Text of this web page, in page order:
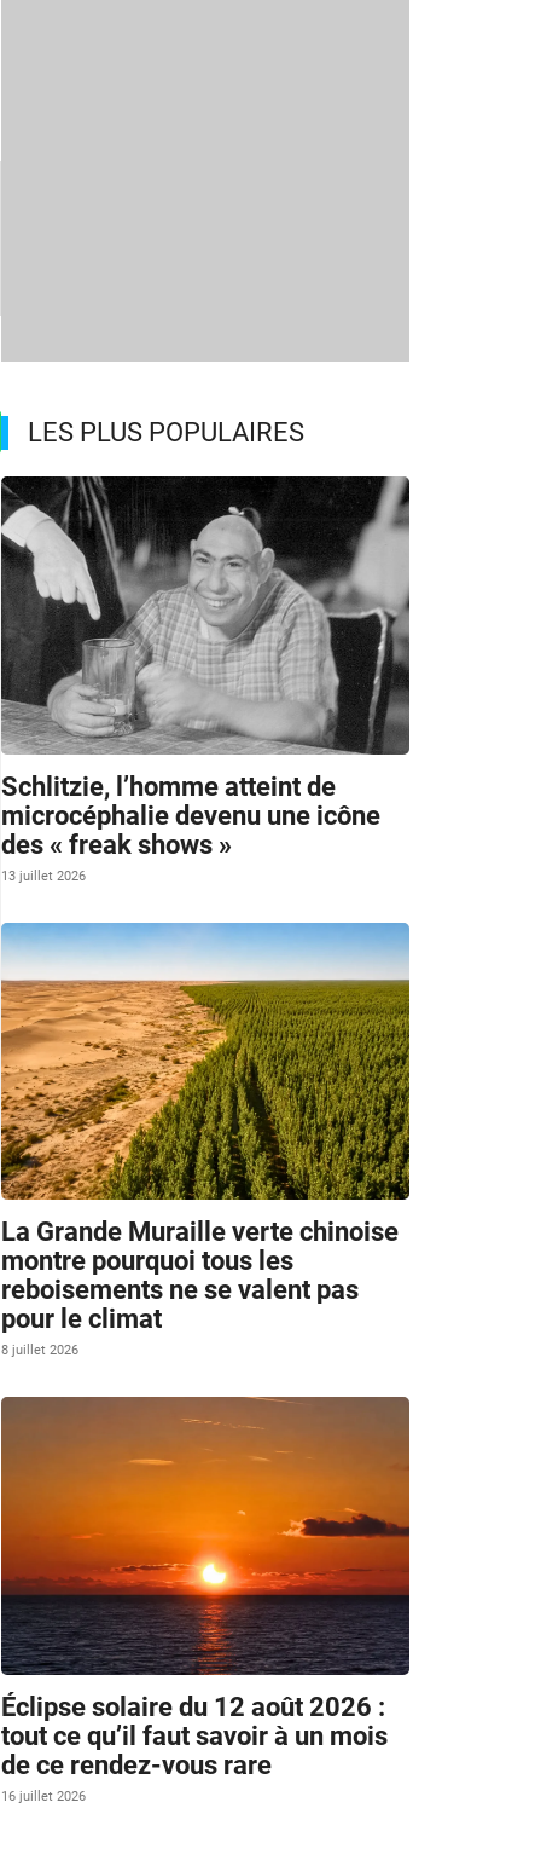
LES PLUS POPULAIRES
Schlitzie, l’homme atteint de
microcéphalie devenu une icône
des « freak shows »
13 juillet 2026
La Grande Muraille verte chinoise
montre pourquoi tous les
reboisements ne se valent pas
pour le climat
8 juillet 2026
Éclipse solaire du 12 août 2026 :
tout ce qu’il faut savoir à un mois
de ce rendez-vous rare
16 juillet 2026